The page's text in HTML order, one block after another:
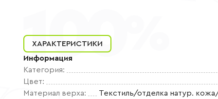
ХАРАКТЕРИСТИКИ
Информация
Категория:
Цвет:
Материал верха:
Текстиль/отделка натур.